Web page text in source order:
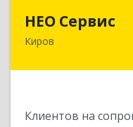
НЕО Сервис
Киров
Клиентов на
610045,